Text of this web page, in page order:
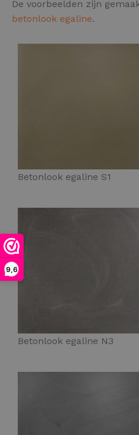
9,6
De voorbeelden zijn
betonlook egaline.
Betonlook egaline S1
Betonlook egaline N3